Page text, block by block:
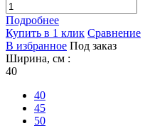
Подробнее
Купить в 1 клик Сравнение
В избранное Под заказ
Ширина, см :
40
40
45
50